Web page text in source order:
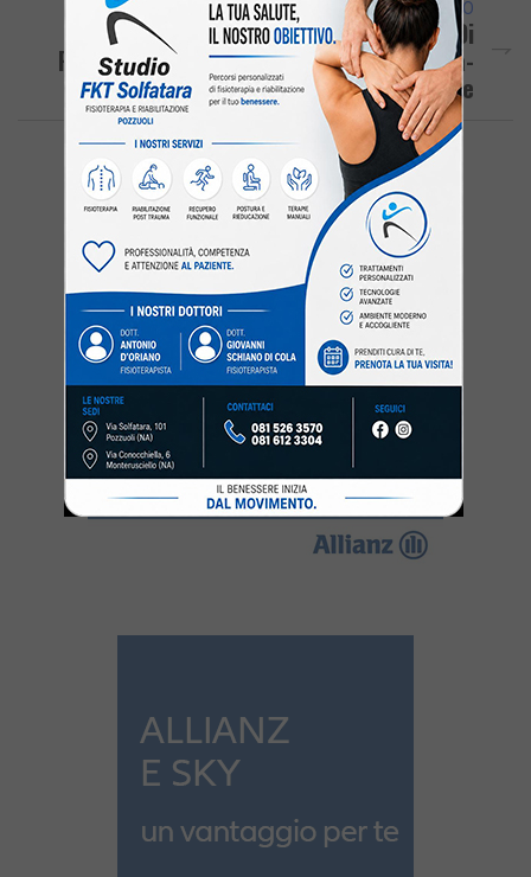
ARTICOLO SUCCESSIVO
Parte Da Monte Di Procida Il Progetto Di
Rigenerazione Urbana Per L’area Flegrea-
Giuglianese